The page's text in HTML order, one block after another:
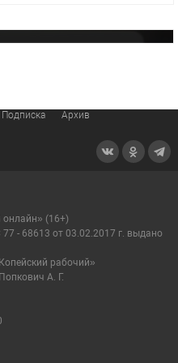
Подписка
Архив
онлайн» (16+)
- 68613 от 03.02.2017 г. выдано
рабочий»
А. Г.